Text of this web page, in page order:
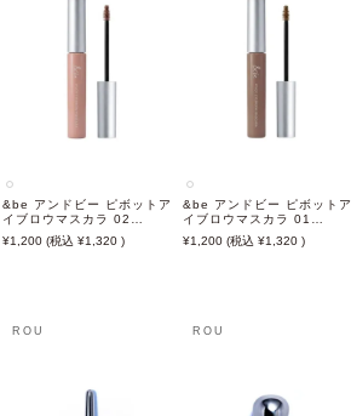
&be アンドビー ピボットア
イブロウマスカラ 02
6.8g【2026年6月新商品】
1,200 1,320
&be アンドビー ピボットア
イブロウマスカラ 01
6.8g【2026年6月新商品】
1,200 1,320
ROU ROU